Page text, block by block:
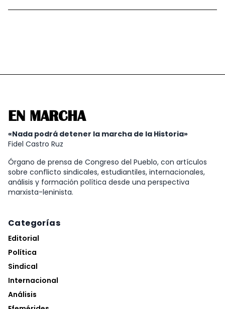
EN MARCHA
«Nada podrá detener la marcha de la Historia»
Fidel Castro Ruz
Órgano de prensa de Congreso del Pueblo, con artículos
sobre conflicto sindicales, estudiantiles, internacionales,
análisis y formación política desde una perspectiva
marxista-leninista.
Categorías
Editorial
Política
Sindical
Internacional
Análisis